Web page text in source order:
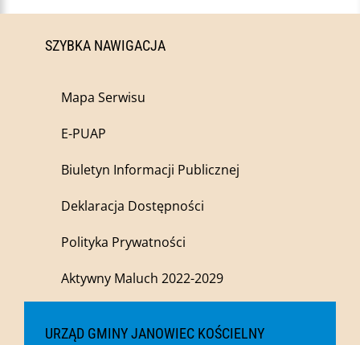
SZYBKA NAWIGACJA
Mapa Serwisu
E-PUAP
Biuletyn Informacji Publicznej
Deklaracja Dostępności
Polityka Prywatności
Aktywny Maluch 2022-2029
URZĄD GMINY JANOWIEC KOŚCIELNY